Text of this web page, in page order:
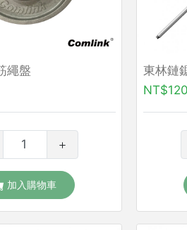
繩盤
加入購物車
東林鏈